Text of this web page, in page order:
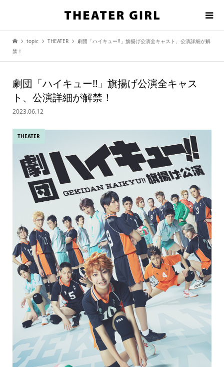
topic THEATER
劇団「ハイキュー!!」旗揚げ公演全キャスト、公演詳細が解
禁！
劇団「ハイキュー!!」旗揚げ公演全キャス
ト、公演詳細が解禁！
2023.06.12
THEATER